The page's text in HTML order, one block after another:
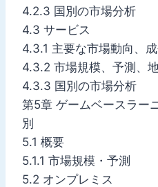
4.2.3 国別の市場分析
4.3 サービス
4.3.1 主要な市場動向、
4.3.2 市場規模、予測、
4.3.3 国別の市場分析
第5章 ゲームベースラー
別
5.1 概要
5.1.1 市場規模・予測
5.2 オンプレミス